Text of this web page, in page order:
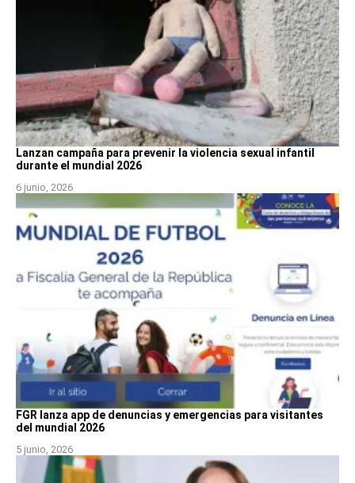
Lanzan campaña para prevenir la violencia sexual infantil
durante el mundial 2026
6 junio, 2026
FGR lanza app de denuncias y emergencias para visitantes
del mundial 2026
5 junio, 2026